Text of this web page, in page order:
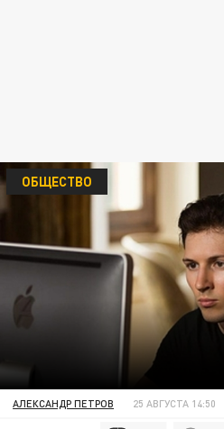
ОБЩЕСТВО
АЛЕКСАНДР ПЕТРОВ 25 АВГУСТА 14:50